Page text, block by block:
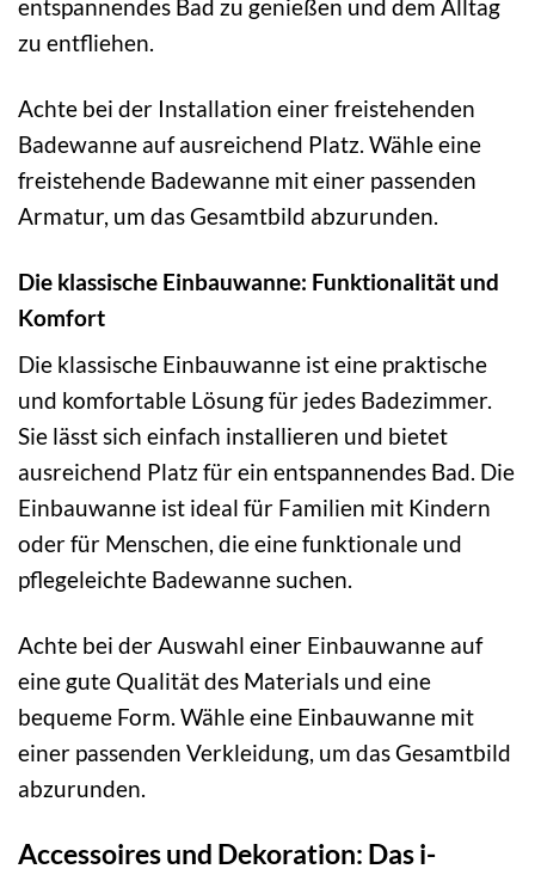
entspannendes Bad zu genießen und dem Alltag
zu entfliehen.
Achte bei der Installation einer freistehenden
Badewanne auf ausreichend Platz. Wähle eine
freistehende Badewanne mit einer passenden
Armatur, um das Gesamtbild abzurunden.
Die klassische Einbauwanne: Funktionalität und
Komfort
Die klassische Einbauwanne ist eine praktische
und komfortable Lösung für jedes Badezimmer.
Sie lässt sich einfach installieren und bietet
ausreichend Platz für ein entspannendes Bad. Die
Einbauwanne ist ideal für Familien mit Kindern
oder für Menschen, die eine funktionale und
pflegeleichte Badewanne suchen.
Achte bei der Auswahl einer Einbauwanne auf
eine gute Qualität des Materials und eine
bequeme Form. Wähle eine Einbauwanne mit
einer passenden Verkleidung, um das Gesamtbild
abzurunden.
Accessoires und Dekoration: Das i-